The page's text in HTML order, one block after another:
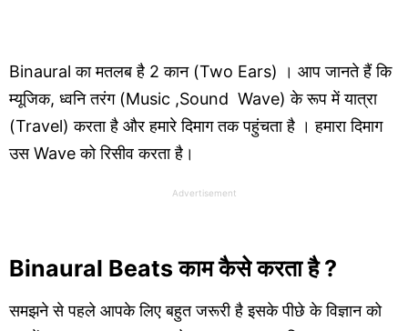
Binaural का मतलब है 2 कान (Two Ears) । आप जानते हैं कि
म्यूजिक, ध्वनि तरंग (Music ,Sound Wave) के रूप में यात्रा
(Travel) करता है और हमारे दिमाग तक पहुंचता है । हमारा दिमाग
उस Wave को रिसीव करता है।
Advertisement
Binaural Beats काम कैसे करता है ?
समझने से पहले आपके लिए बहुत जरूरी है इसके पीछे के विज्ञान को